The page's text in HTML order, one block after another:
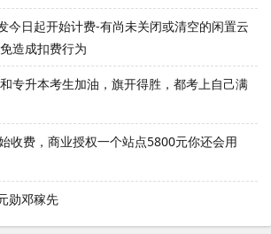
今日起开始计费-有尚未关闭或清空的闲置云
造成扣费行为
专升本考生加油，旗开得胜，都考上自己满
收费，商业授权一个站点5800元你还会用
勋邓稼先